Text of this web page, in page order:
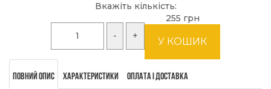
Вкажіть кількість:
255 грн
Повний опис Характеристики Оплата і доставка